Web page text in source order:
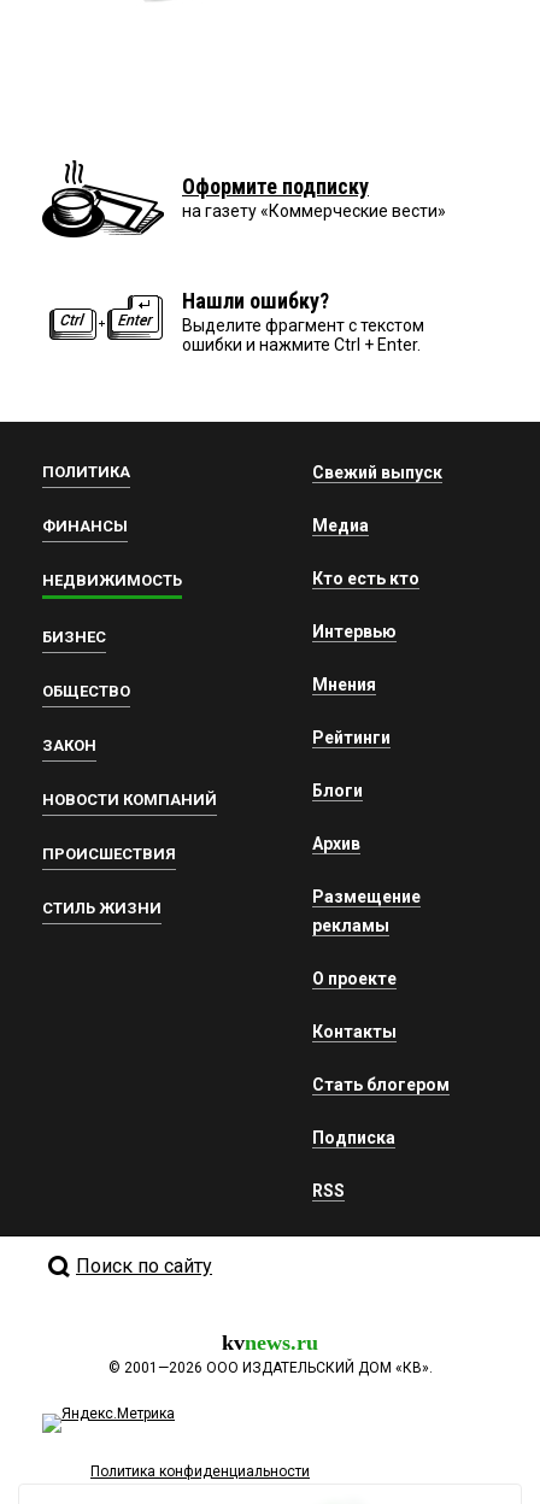
Оформите подписку
на газету «Коммерческие вести»
Нашли ошибку?
Выделите фрагмент с текстом
ошибки и нажмите Ctrl + Enter.
ПОЛИТИКА
ФИНАНСЫ
НЕДВИЖИМОСТЬ
БИЗНЕС
ОБЩЕСТВО
ЗАКОН
НОВОСТИ КОМПАНИЙ
ПРОИСШЕСТВИЯ
СТИЛЬ ЖИЗНИ
Свежий выпуск
Медиа
Кто есть кто
Интервью
Мнения
Рейтинги
Блоги
Архив
Размещение
рекламы
О проекте
Контакты
Стать блогером
Подписка
RSS
Поиск по сайту
kvnews.ru
© 2001—2026 ООО ИЗДАТЕЛЬСКИЙ ДОМ «КВ».
Политика конфиденциальности